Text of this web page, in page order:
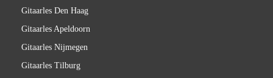
Gitaarles Den Haag
Gitaarles Apeldoorn
Gitaarles Nijmegen
Gitaarles Tilburg